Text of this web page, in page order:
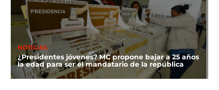
NOTICIAS
¿Presidentes jóvenes? MC propone bajar a 25 años
la edad para ser el mandatario de la república